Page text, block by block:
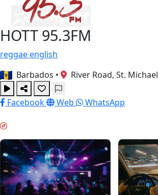
HOTT 95.3FM
reggaeenglish
Barbados • River Road, St. Michael
Facebook Web WhatsApp